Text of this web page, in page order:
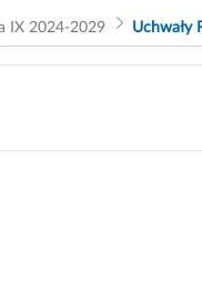
IX 2024-2029 Uchwały